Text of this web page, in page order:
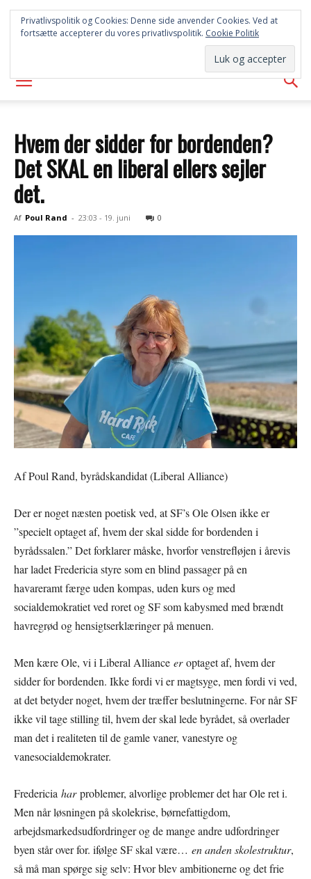
SYD
AVISEN
Hvem der sidder for bordenden?
Det SKAL en liberal ellers sejler
det.
Af Poul Rand - 23:03 - 19. juni 0
Af Poul Rand, byrådskandidat (Liberal Alliance)
Der er noget næsten poetisk ved, at SF’s Ole Olsen ikke er
”specielt optaget af, hvem der skal sidde for bordenden i
byrådssalen.” Det forklarer måske, hvorfor venstrefløjen i årevis
har ladet Fredericia styre som en blind passager på en
havareramt færge uden kompas, uden kurs og med
socialdemokratiet ved roret og SF som kabysmed med brændt
havregrød og hensigtserklæringer på menuen.
Men kære Ole, vi i Liberal Alliance eroptaget af, hvem der
sidder for bordenden. Ikke fordi vi er magtsyge, men fordi vi ved,
at det betyder noget, hvem der træffer beslutningerne. For når SF
ikke vil tage stilling til, hvem der skal lede byrådet, så overlader
man det i realiteten til de gamle vaner, vanestyre og
vanesocialdemokrater.
Fredericia harproblemer, alvorlige problemer det har Ole ret i.
Men når løsningen på skolekrise, børnefattigdom,
arbejdsmarkedsudfordringer og de mange andre udfordringer
byen står over for. ifølge SF skal være… en anden skolestruktur,
så må man spørge sig selv: Hvor blev ambitionerne og det frie
Privatlivspolitik og Cookies: Denne side anvender Cookies. Ved at
fortsætte accepterer du vores privatlivspolitik. Cookie Politik